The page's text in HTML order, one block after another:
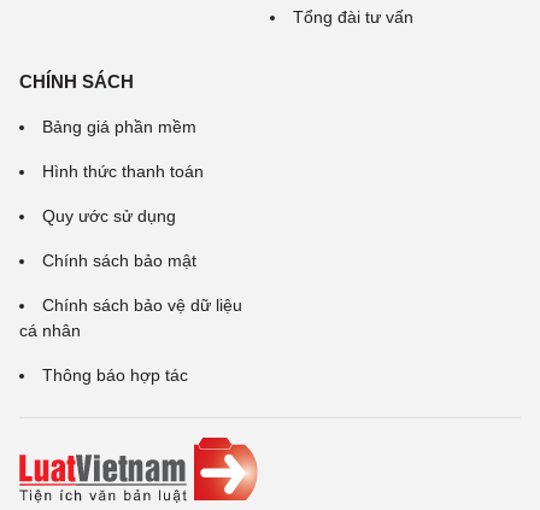
Tổng đài tư vấn
CHÍNH SÁCH
Bảng giá phần mềm
Hình thức thanh toán
Quy ước sử dụng
Chính sách bảo mật
Chính sách bảo vệ dữ liệu
cá nhân
Thông báo hợp tác